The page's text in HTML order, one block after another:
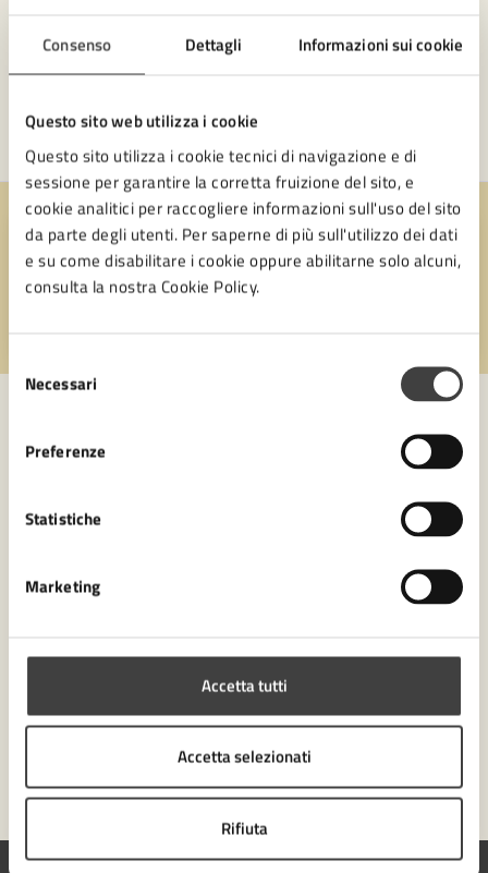
Consenso Dettagli Informazioni sui cookie
Questo sito web utilizza i cookie
Questo sito utilizza i cookie tecnici di navigazione e di
sessione per garantire la corretta fruizione del sito, e
cookie analitici per raccogliere informazioni sull'uso del sito
da parte degli utenti. Per saperne di più sull'utilizzo dei dati
e su come disabilitare i cookie oppure abilitarne solo alcuni,
consulta la nostra Cookie Policy.
delNecessari
Preferenze
Statistiche
Marketing
Accetta tutti
Accetta selezionati
Rifiuta
Quanto sono chiare le informazioni su questa
pagina?
Contatta il comune
Leggi le domande frequenti
Numero verde 0547-356111
Segnala disservizio